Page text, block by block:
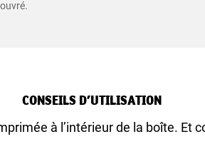
CONSEILS D’UTILISATION
à l’intérieur de la boîte. Et